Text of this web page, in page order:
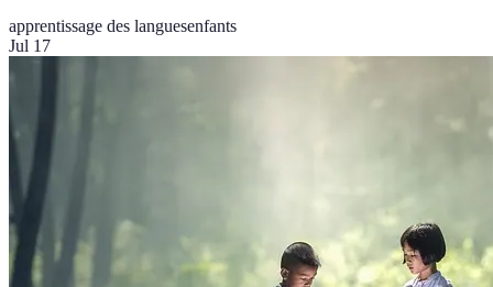
apprentissage des languesenfants
Jul 17